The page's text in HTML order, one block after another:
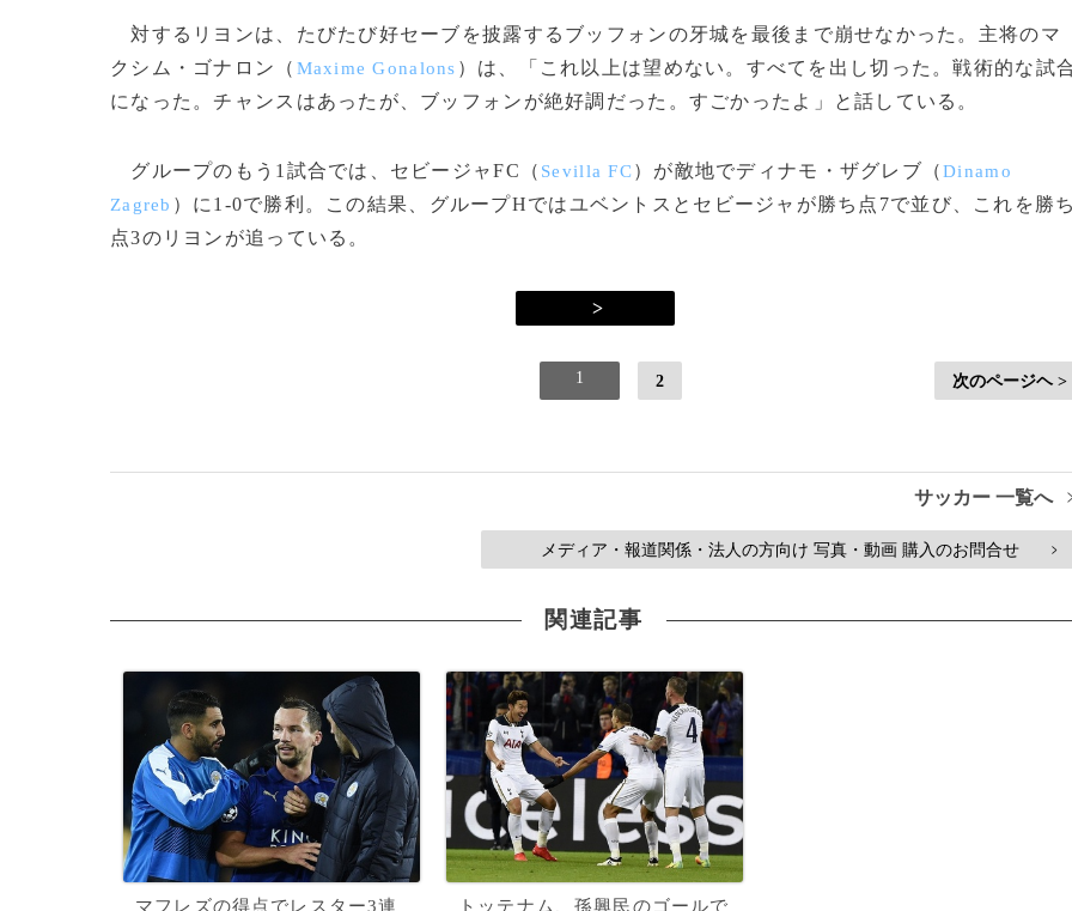
対するリヨンは、たびたび好セーブを披露するブッフォンの牙城を最後まで崩せなかった。主将のマ
クシム・ゴナロン（ Maxime Gonalons ）は、「これ以上は望めない。すべてを出し切った。戦術的な試
になった。チャンスはあったが、ブッフォンが絶好調だった。すごかったよ」と話している。
グループのもう1試合では、セビージャFC（ Sevilla FC）が敵地でディナモ・ザグレブ（Dinamo
Zagreb ）に1-0で勝利。この結果、グループHではユベントスとセビージャが勝ち点7で並び、これを勝
点3のリヨンが追っている。
>
1 2 次のページヘ >
サッカー 一覧へ
メディア・報道関係・法人の方向け 写真・動画 購入のお問合せ >
関連記事
マフレズの得点でレスター3連
トッテナム、孫興民のゴールで